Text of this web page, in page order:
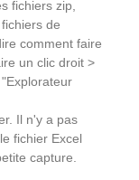
fichiers zip,
de
comment faire
un clic droit >
Il n'y a pas
fichier Excel
capture.